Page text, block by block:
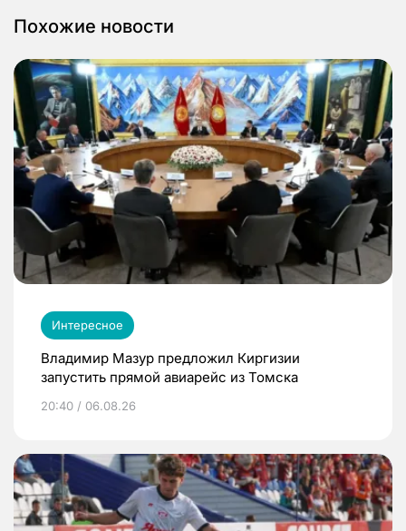
Похожие новости
Интересное
Владимир Мазур предложил Киргизии
запустить прямой авиарейс из Томска
20:40 / 06.08.26